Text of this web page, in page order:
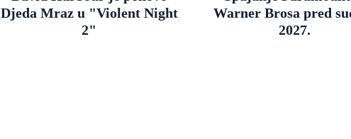
Djeda Mraz u "Violent Night
2"
Warner Brosa pred
2027.